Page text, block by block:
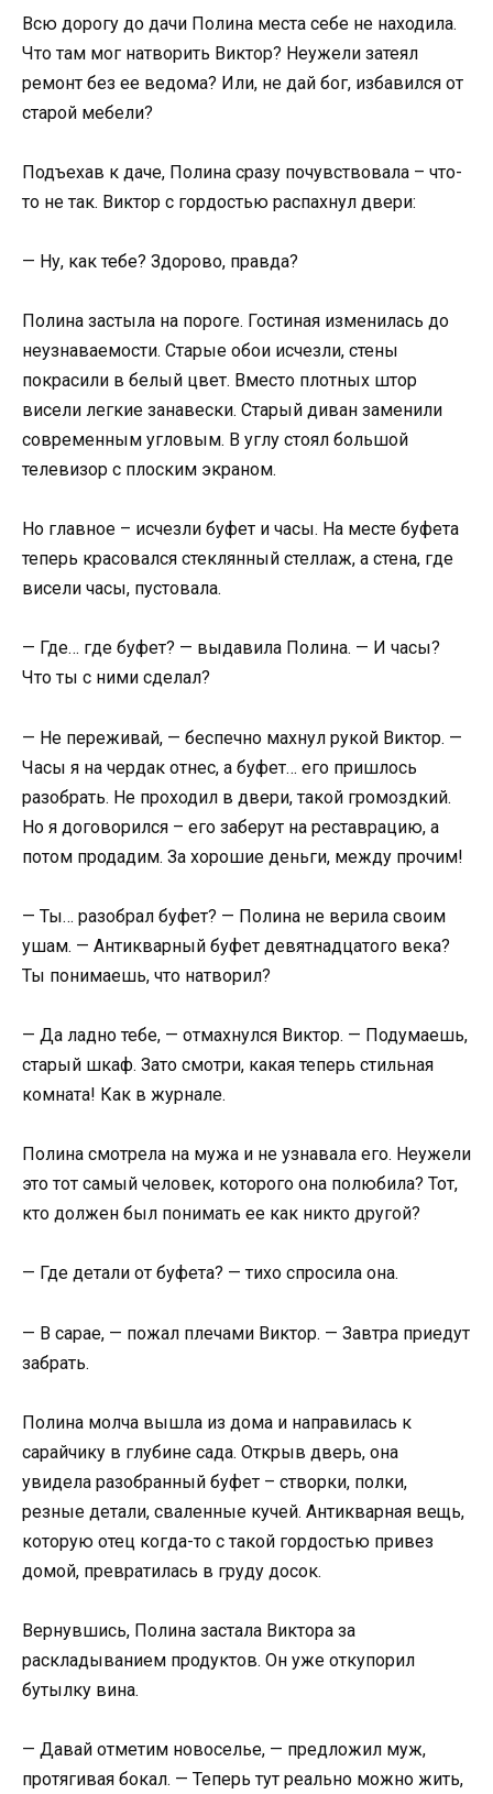
Всю дорогу до дачи Полина места себе не находила.
Что там мог натворить Виктор? Неужели затеял
ремонт без ее ведома? Или, не дай бог, избавился от
старой мебели?
Подъехав к даче, Полина сразу почувствовала – что-
то не так. Виктор с гордостью распахнул двери:
— Ну, как тебе? Здорово, правда?
Полина застыла на пороге. Гостиная изменилась до
неузнаваемости. Старые обои исчезли, стены
покрасили в белый цвет. Вместо плотных штор
висели легкие занавески. Старый диван заменили
современным угловым. В углу стоял большой
телевизор с плоским экраном.
Но главное – исчезли буфет и часы. На месте буфета
теперь красовался стеклянный стеллаж, а стена, где
висели часы, пустовала.
— Где… где буфет? — выдавила Полина. — И часы?
Что ты с ними сделал?
— Не переживай, — беспечно махнул рукой Виктор. —
Часы я на чердак отнес, а буфет… его пришлось
разобрать. Не проходил в двери, такой громоздкий.
Но я договорился – его заберут на реставрацию, а
потом продадим. За хорошие деньги, между прочим!
— Ты… разобрал буфет? — Полина не верила своим
ушам. — Антикварный буфет девятнадцатого века?
Ты понимаешь, что натворил?
— Да ладно тебе, — отмахнулся Виктор. — Подумаешь,
старый шкаф. Зато смотри, какая теперь стильная
комната! Как в журнале.
Полина смотрела на мужа и не узнавала его. Неужели
это тот самый человек, которого она полюбила? Тот,
кто должен был понимать ее как никто другой?
— Где детали от буфета? — тихо спросила она.
— В сарае, — пожал плечами Виктор. — Завтра приедут
забрать.
Полина молча вышла из дома и направилась к
сарайчику в глубине сада. Открыв дверь, она
увидела разобранный буфет – створки, полки,
резные детали, сваленные кучей. Антикварная вещь,
которую отец когда-то с такой гордостью привез
домой, превратилась в груду досок.
Вернувшись, Полина застала Виктора за
раскладыванием продуктов. Он уже откупорил
бутылку вина.
— Давай отметим новоселье, — предложил муж,
протягивая бокал. — Теперь тут реально можно жить,